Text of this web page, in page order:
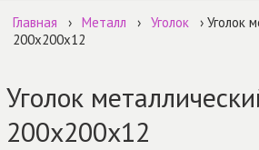
Главная › Металл › Уголок
› Уголок
200х200х12
Уголок
200х200х12